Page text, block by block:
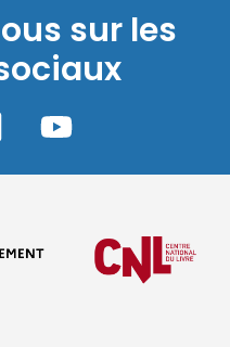
sur les